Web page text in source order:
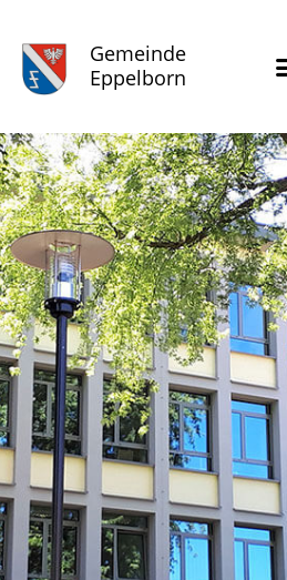
Gemeinde
Eppelborn